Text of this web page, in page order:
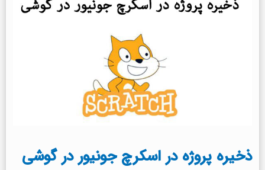
ذخیره پروژه در اسکرچ جونیور در گوشی